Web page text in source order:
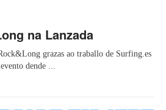
na Lanzada
grazas ao traballo de Surfing.es
dende ...